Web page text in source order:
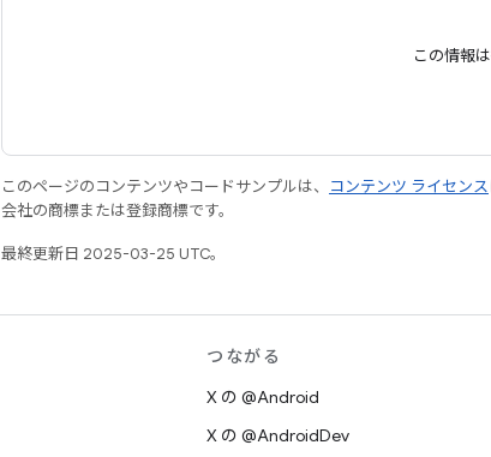
この情報
このページのコンテンツやコードサンプルは、 コンテンツ ライセンス
会社の商標または登録商標です。
最終更新日 2025-03-25 UTC。
つながる
X の @Android
X の @AndroidDev